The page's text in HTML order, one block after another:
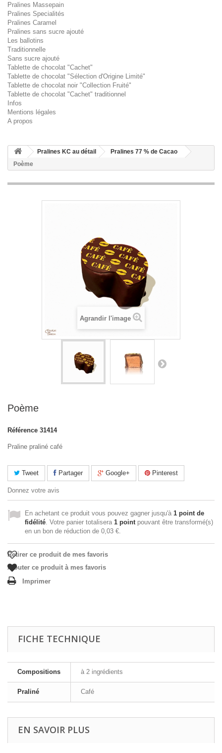
Pralines Massepain
Pralines Specialités
Pralines Caramel
Pralines sans sucre ajouté
Les ballotins
Traditionnelle
Sans sucre ajouté
Tablette de chocolat "Cachet"
Tablette de chocolat "Sélection d'Origine Limité"
Tablette de chocolat noir "Collection Fruité"
Tablette de chocolat "Cachet" traditionnel
Infos
Mentions légales
A propos
Pralines KC au détail
Pralines 77 % de Cacao
Poème
Agrandir l'image
Poème
Référence 31414
Praline praliné café
Tweet Partager Google+ Pinterest
Donnez votre avis
En achetant ce produit vous pouvez gagner jusqu'à 1 point de
fidélité. Votre panier totalisera 1 pointpouvant être transformé(s)
en un bon de réduction de 0,03 €.
Retirer ce produit de mes favoris
Ajouter ce produit à mes favoris
Imprimer
FICHE TECHNIQUE
Compositions à 2 ingrédients
Praliné Café
EN SAVOIR PLUS